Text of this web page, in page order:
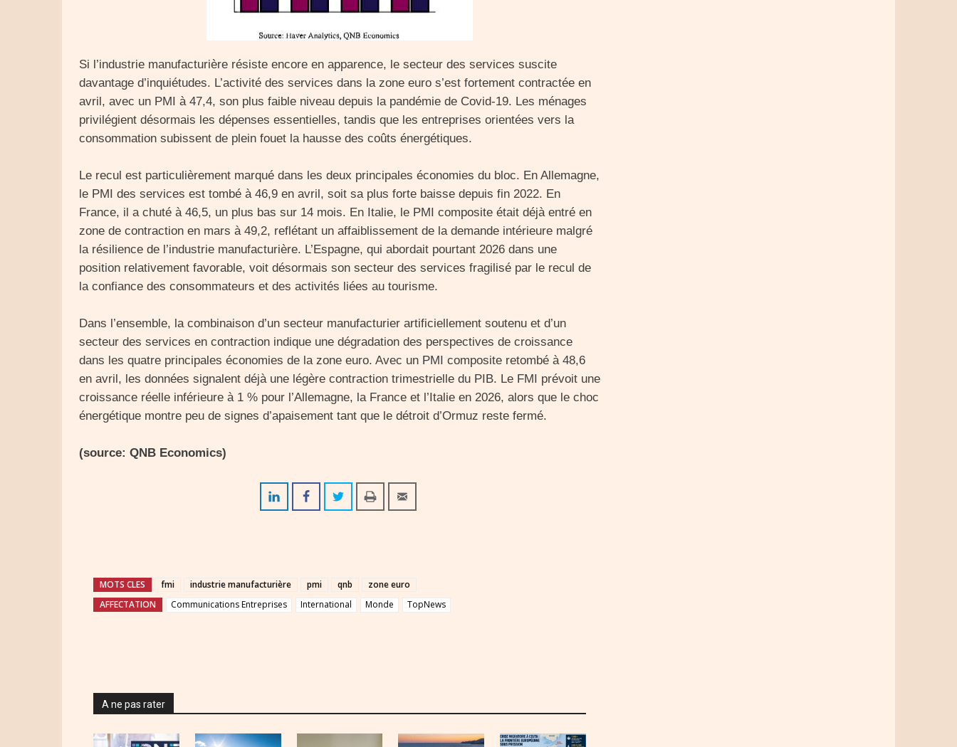
Si l’industrie manufacturière résiste encore en apparence, le secteur des services suscite
davantage d’inquiétudes. L’activité des services dans la zone euro s’est fortement contractée en
avril, avec un PMI à 47,4, son plus faible niveau depuis la pandémie de Covid-19. Les ménages
privilégient désormais les dépenses essentielles, tandis que les entreprises orientées vers la
consommation subissent de plein fouet la hausse des coûts énergétiques.
Le recul est particulièrement marqué dans les deux principales économies du bloc. En Allemagne,
le PMI des services est tombé à 46,9 en avril, soit sa plus forte baisse depuis fin 2022. En
France, il a chuté à 46,5, un plus bas sur 14 mois. En Italie, le PMI composite était déjà entré en
zone de contraction en mars à 49,2, reflétant un affaiblissement de la demande intérieure malgré
la résilience de l’industrie manufacturière. L’Espagne, qui abordait pourtant 2026 dans une
position relativement favorable, voit désormais son secteur des services fragilisé par le recul de
la confiance des consommateurs et des activités liées au tourisme.
Dans l’ensemble, la combinaison d’un secteur manufacturier artificiellement soutenu et d’un
secteur des services en contraction indique une dégradation des perspectives de croissance
dans les quatre principales économies de la zone euro. Avec un PMI composite retombé à 48,6
en avril, les données signalent déjà une légère contraction trimestrielle du PIB. Le FMI prévoit une
croissance réelle inférieure à 1 % pour l’Allemagne, la France et l’Italie en 2026, alors que le choc
énergétique montre peu de signes d’apaisement tant que le détroit d’Ormuz reste fermé.
(source: QNB Economics)
MOTS CLES fmi industrie manufacturière pmi qnb
zone euro
AFFECTATION
Communications Entreprises International Monde TopNews
A ne pas rater